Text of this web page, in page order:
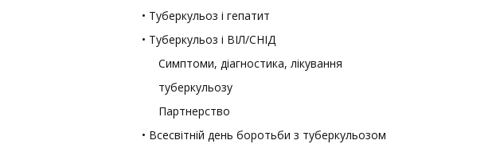
• Туберкульоз і гепатит
• Туберкульоз і ВІЛ/СНІД
Симптоми, діагностика, лікування
туберкульозу
Партнерство
• Всесвітній день боротьби з туберкульозом